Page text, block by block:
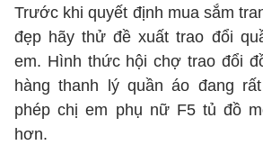
Trước khi quyết định mua sắm
đẹp hãy thử đề xuất trao đổi
em. Hình thức hội chợ trao đổi
hàng thanh lý quần áo đang
phép chị em phụ nữ F5 tủ đồ
hơn.